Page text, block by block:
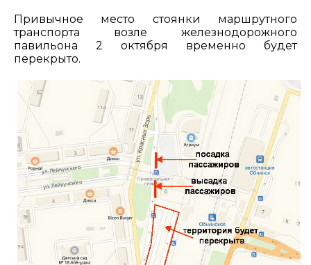
Привычное место стоянки маршрутного
транспорта возле железнодорожного
павильона 2 октября временно будет
перекрыто.